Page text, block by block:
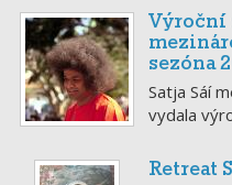
Výroční
sezóna
Satja Sáí
vydala
Retreat